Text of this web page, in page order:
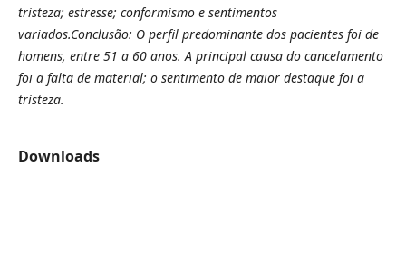
tristeza; estresse; conformismo e sentimentos
variados.Conclusão: O perfil predominante dos pacientes foi de
homens, entre 51 a 60 anos. A principal causa do cancelamento
foi a falta de material; o sentimento de maior destaque foi a
tristeza.
Downloads